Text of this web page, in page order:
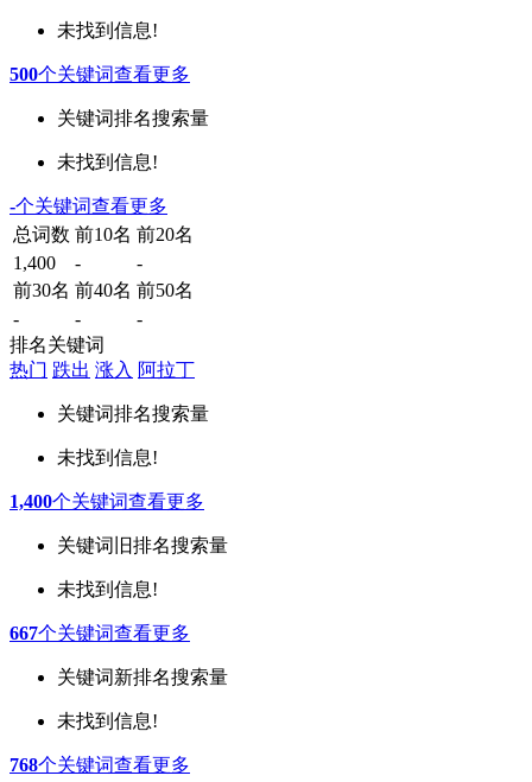
未找到信息!
500个关键词查看更多
关键词排名搜索量
未找到信息!
-个关键词查看更多
总词数 前10名 前20名
1,400
-
-
前30名 前40名 前50名
-
-
-
排名关键词
热门 跌出 涨入 阿拉丁
关键词排名搜索量
未找到信息!
1,400个关键词查看更多
关键词 旧排名搜索量
未找到信息!
667个关键词查看更多
关键词新排名搜索量
未找到信息!
768个关键词查看更多